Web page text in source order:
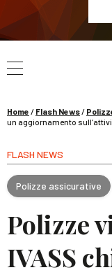
Pignoramento
Home / Flash News/
un aggiornamento
FLASH NEWS
Polizze assicurative
Polizze
IVASS